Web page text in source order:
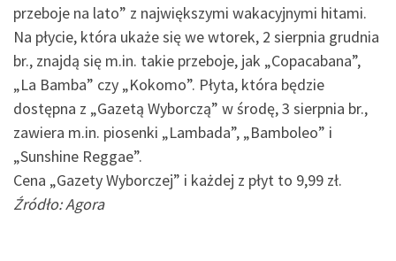
przeboje na lato” z największymi wakacyjnymi hitami.
Na płycie, która ukaże się we wtorek, 2 sierpnia grudnia
br., znajdą się m.in. takie przeboje, jak „Copacabana”,
„La Bamba” czy „Kokomo”. Płyta, która będzie
dostępna z „Gazetą Wyborczą” w środę, 3 sierpnia br.,
zawiera m.in. piosenki „Lambada”, „Bamboleo” i
„Sunshine Reggae”.
Cena „Gazety Wyborczej” i każdej z płyt to 9,99 zł.
Źródło: Agora